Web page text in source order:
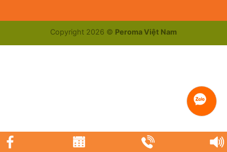
Copyright 2026 © Peroma Việt Nam